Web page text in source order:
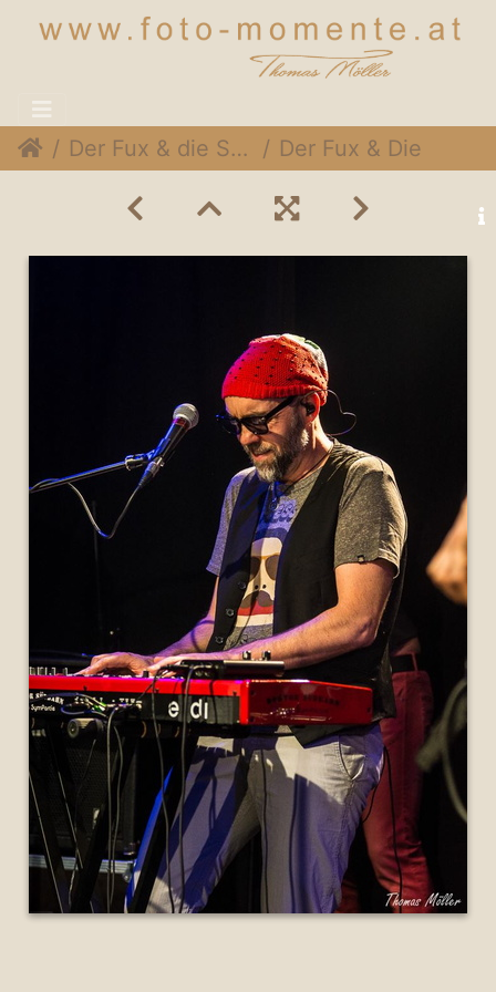
Der Fux & die Sympartie @ Rothneusiedlerhof Wien, 24. November 2014 Der Fux & Die SymPartie 031